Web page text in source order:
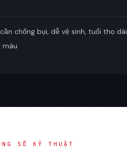
chống bụi, dễ vệ sinh, tuổi thọ
màu
SỐ KỸ THUẬT